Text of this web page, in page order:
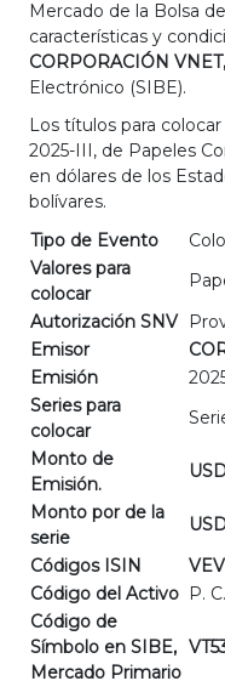
Mercado de la Bolsa
características y
CORPORACIÓN
Electrónico (SIBE).
Los títulos para
2025-III, de Papeles
en dólares de los
bolívares.
Tipo de Evento
Valores para
colocar
Autorización SNV
Emisor
Emisión
Series para
colocar
Monto de
Emisión.
Monto por de la
serie
Códigos ISIN
Código del Activo P. C.
Código de
Símbolo en SIBE,
Mercado Primario